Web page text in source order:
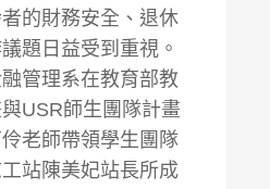
的財務安全、退休
題日益受到重視。
管理系在教育部教
USR師生團隊計畫
老師帶領學生團隊
站陳美妃站長所成